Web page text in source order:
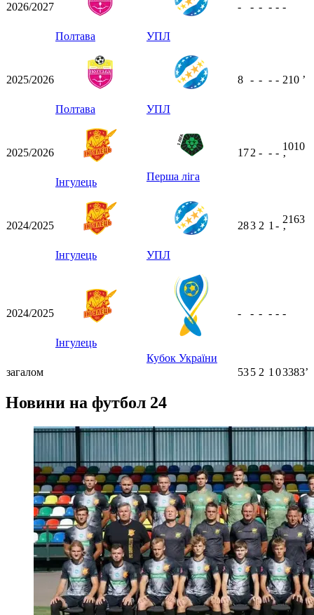
2026/2027
Полтава УПЛ
- - - - - -
2025/2026
Полтава УПЛ
8 - - - - 210 ʼ
2025/2026
Інгулець Перша ліга
172 - - -
1010
ʼ
2024/2025
Інгулець УПЛ
283 2 1 -
2163
ʼ
2024/2025
Інгулець
Кубок України
- - - - - -
загалом 535 2 1 03383ʼ
Новини на футбол 24